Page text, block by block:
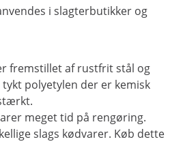
i slagterbutikker og
fremstillet af rustfrit stål og
polyetylen der er kemisk
meget tid på rengøring.
slags kødvarer. Køb dette